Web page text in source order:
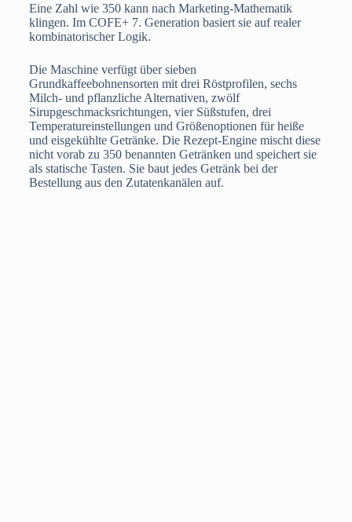
Eine Zahl wie 350 kann nach Marketing-Mathematik
klingen. Im COFE+ 7. Generation basiert sie auf realer
kombinatorischer Logik.
Die Maschine verfügt über sieben
Grundkaffeebohnensorten mit drei Röstprofilen, sechs
Milch- und pflanzliche Alternativen, zwölf
Sirupgeschmacksrichtungen, vier Süßstufen, drei
Temperatureinstellungen und Größenoptionen für heiße
und eisgekühlte Getränke. Die Rezept-Engine mischt diese
nicht vorab zu 350 benannten Getränken und speichert sie
als statische Tasten. Sie baut jedes Getränk bei der
Bestellung aus den Zutatenkanälen auf.